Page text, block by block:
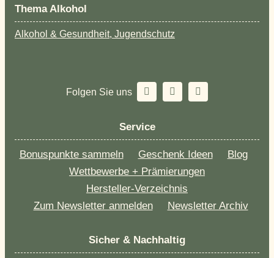
Thema Alkohol
Alkohol & Gesundheit, Jugendschutz
Folgen Sie uns
Service
Bonuspunkte sammeln Geschenk Ideen
Blog
Wettbewerbe + Prämierungen
Hersteller-Verzeichnis
Zum Newsletter anmelden
Newsletter Archiv
Sicher & Nachhaltig